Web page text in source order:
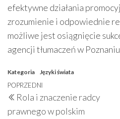
efektywne działania
zrozumienie i odpowiednie
możliwe jest osiągnięcie
agencji tłumaczeń w
Kategoria Języki świata
Nawigacja
wpisu
Poprzedni
wpis
POPRZEDNI
Rola i znaczenie radcy
prawnego w polskim